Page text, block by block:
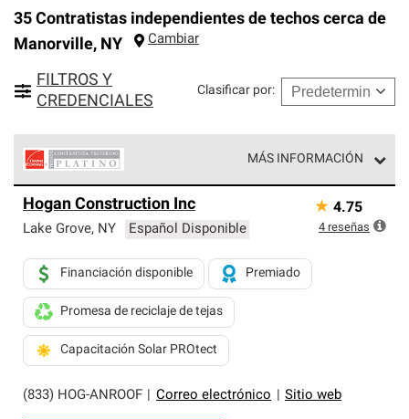
35 Contratistas independientes de techos cerca de
Manorville, NY Cambiar
FILTROS Y
CREDENCIALES
Clasificar por:
MÁS INFORMACIÓN
Corning constituyen el nivel superior de nuestra red
exclusiva y cumplen con estándares estrictos de
Solo ellos pueden ofrecer nuestra mejor garantía de
sistemas de techos.
Hogan Construction Inc
Lake Grove, NY Español Disponible
(833) HOG-ANROOF Correo electrónico Sitio web
Financiación disponible Premiado
Promesa de reciclaje de tejas
Capacitación Solar PROtect
★ 4.75
4 reseñas